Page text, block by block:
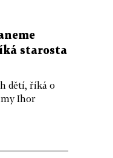
starosta
dětí, říká o
Ihor